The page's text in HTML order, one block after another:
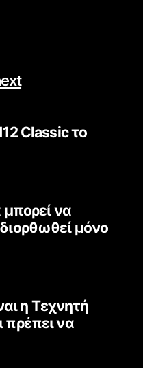
Classic το
να
μόνο
η Τεχνητή
πρέπει να